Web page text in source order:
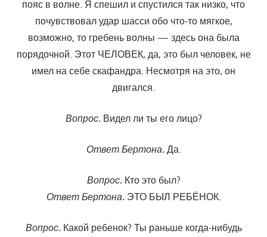
пояс в волне. Я спешил и спустился так низко, что
почувствовал удар шасси обо что-то мягкое,
возможно, то гребень волны — здесь она была
порядочной. Этот ЧЕЛОВЕК, да, это был человек, не
имел на себе скафандра. Несмотря на это, он
двигался.
Вопрос.Видел ли ты его лицо?
Ответ Бертона.Да.
Вопрос.Кто это был?
Ответ Бертона.ЭТО БЫЛ РЕБЁНОК.
Вопрос.Какой ребенок? Ты раньше когда-нибудь